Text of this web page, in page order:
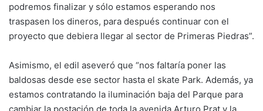
podremos finalizar y sólo estamos esperando nos
traspasen los dineros, para después continuar con el
proyecto que debiera llegar al sector de Primeras Piedras”.
Asimismo, el edil aseveró que “nos faltaría poner las
baldosas desde ese sector hasta el skate Park. Además, ya
estamos contratando la iluminación baja del Parque para
cambiar la postación de toda la avenida Arturo Prat y la